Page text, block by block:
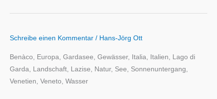
Schreibe einen Kommentar / Hans-Jörg Ott
Benàco, Europa, Gardasee, Gewässer, Italia, Italien, Lago di
Garda, Landschaft, Lazise, Natur, See, Sonnenuntergang,
Venetien, Veneto, Wasser